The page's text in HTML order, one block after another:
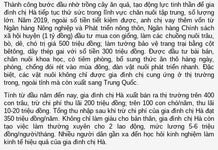
Thành công bước đầu nhờ trồng cây ăn quả, tạo động lực tinh thần để gia
đình chị Hà tiếp tục thử sức trong lĩnh vực chăn nuôi tập trung, số lượng
lớn. Năm 2019, ngoài số tiền tiết kiệm được, anh chị vay thêm vốn từ
Ngân hàng Nông nghiệp và Phát triển nông thôn, Ngân hàng Chính sách
xã hội huyện (1 tỷ đồng) đầu tư mua con giống, làm các chuồng nuôi trâu,
bò, dê, chó trị giá 500 triệu đồng; làm tường bảo vệ trang trại bằng cột
bêtông, dây thép gai với số tiền 300 triệu đồng. Được đầu tư bài bản,
chăn nuôi khoa học, có tiêm phòng, bổ sung thức ăn thô hàng ngày,
phòng, chống đói rét vào mùa đông, đàn vật nuôi phát triển nhanh. Đặc
biệt, các vật nuôi không chỉ được gia đình chị cung ứng ở thị trường
trong, ngoài tỉnh mà còn xuất sang Trung Quốc.
Tính từ đầu năm đến nay, gia đình chị Hà xuất bán ra thị trường trên 400
con trâu, trừ chi phí thu lãi 200 triệu đồng; trên 100 con chó/năm, thu lãi
10-20 triệu đồng. Tổng thu nhập sau khi trừ chi phí của gia đình chị Hà đạt
350 triệu đồng/năm. Không chỉ làm giàu cho bản thân, gia đình chị Hà còn
tạo việc làm thường xuyên cho 2 lao động, mức lương 5-6 triệu
đồng/người/tháng. Nhiều người dân gần xa đến học hỏi kinh nghiệm làm
kinh tế hiệu quả của gia đình chị Hà.